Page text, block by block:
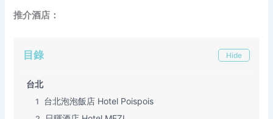
推介酒店：
目錄 Hide
台北
1 台北泡泡飯店 Hotel Poispois